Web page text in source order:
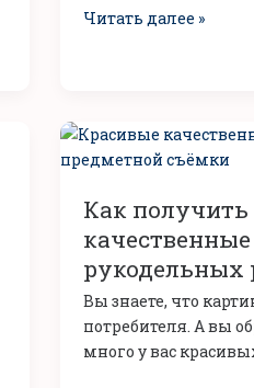
новом
Читать далее »
Как
рукодельных
Вы знаете, что
потребителя. А вы
много у вас
Как
получить
качественные
фотографии
работ